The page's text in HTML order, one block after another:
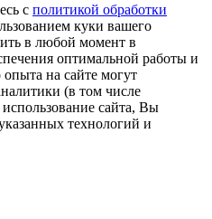
с политикой обработки
куки вашего
в любой момент в
оптимальной работы и
опыта на сайте могут
(в том числе
сайта, Вы
технологий и